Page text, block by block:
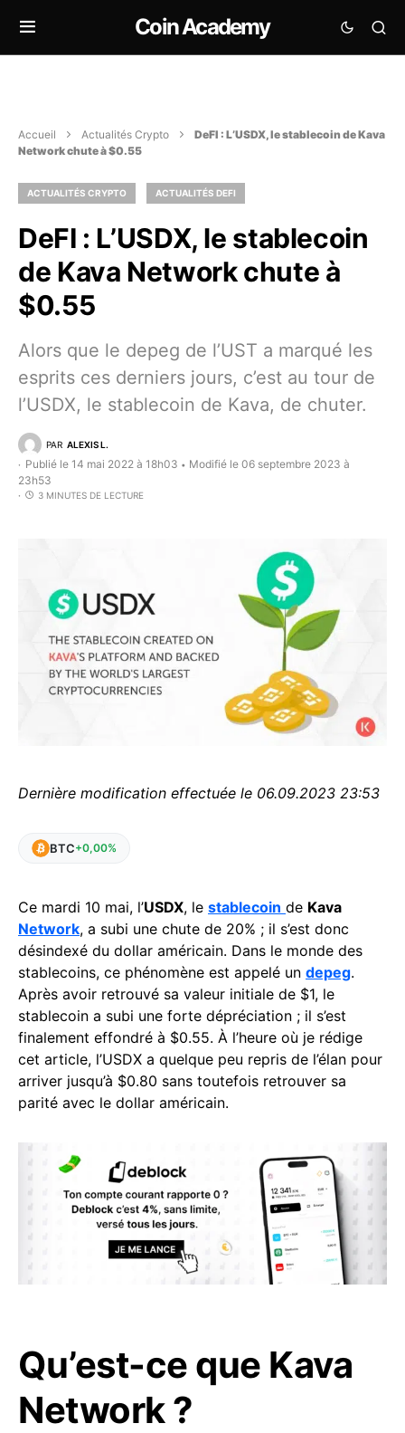
Coin Academy
Accueil Actualités Crypto
DeFI : L’USDX, le stablecoin de Kava
Network chute à $0.55
ACTUALITÉS CRYPTO ACTUALITÉS DEFI
DeFI : L’USDX, le stablecoin
de Kava Network chute à
$0.55
Alors que le depeg de l’UST a marqué les
esprits ces derniers jours, c’est au tour de
l’USDX, le stablecoin de Kava, de chuter.
PAR ALEXIS L.
Publié le 14 mai 2022 à 18h03 • Modifié le 06 septembre 2023 à
23h53
3 MINUTES DE LECTURE
Dernière modification effectuée le 06.09.2023 23:53
BTC+0,00%
Ce mardi 10 mai, l’USDX, le stablecoin de Kava
Network, a subi une chute de 20% ; il s’est donc
désindexé du dollar américain. Dans le monde des
stablecoins, ce phénomène est appelé un depeg.
Après avoir retrouvé sa valeur initiale de $1, le
stablecoin a subi une forte dépréciation ; il s’est
finalement effondré à $0.55. À l’heure où je rédige
cet article, l’USDX a quelque peu repris de l’élan pour
arriver jusqu’à $0.80 sans toutefois retrouver sa
parité avec le dollar américain.
Qu’est-ce que Kava
Network ?